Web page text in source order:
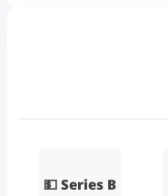
💵 Series B